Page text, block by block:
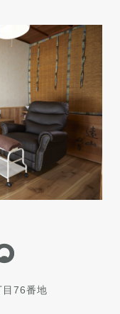
目76番地